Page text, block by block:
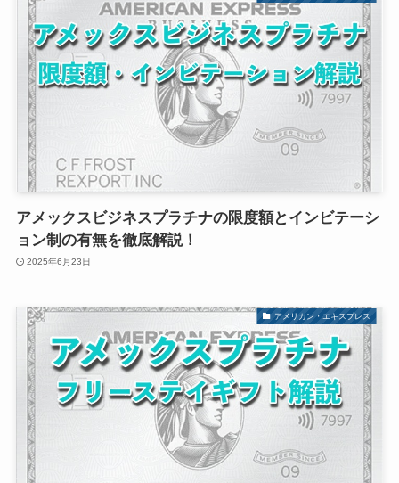
アメックスビジネスプラチナの限度額とインビテーシ
ョン制の有無を徹底解説！
2025年6月23日
アメリカン・エキスプレス